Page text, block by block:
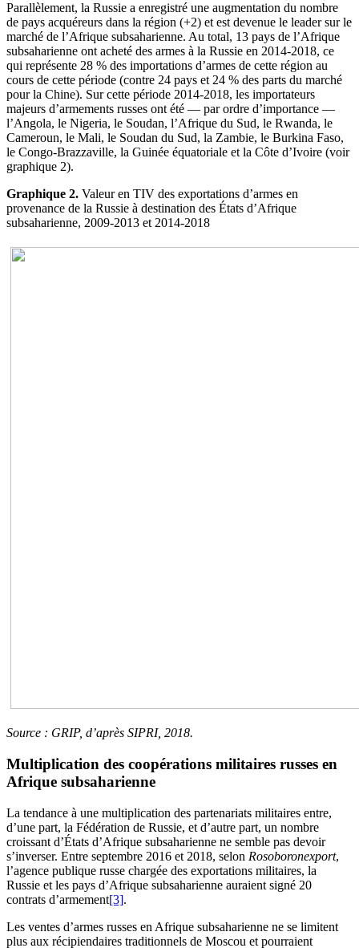
Parallèlement, la Russie a enregistré une augmentation du nombre
de pays acquéreurs dans la région (+2) et est devenue le leader sur le
marché de l’Afrique subsaharienne. Au total, 13 pays de l’Afrique
subsaharienne ont acheté des armes à la Russie en 2014-2018, ce
qui représente 28 % des importations d’armes de cette région au
cours de cette période (contre 24 pays et 24 % des parts du marché
pour la Chine). Sur cette période 2014-2018, les importateurs
majeurs d’armements russes ont été — par ordre d’importance —
l’Angola, le Nigeria, le Soudan, l’Afrique du Sud, le Rwanda, le
Cameroun, le Mali, le Soudan du Sud, la Zambie, le Burkina Faso,
le Congo-Brazzaville, la Guinée équatoriale et la Côte d’Ivoire (voir
graphique 2).
Graphique 2. Valeur en TIV des exportations d’armes en
provenance de la Russie à destination des États d’Afrique
subsaharienne, 2009-2013 et 2014-2018
Source : GRIP, d’après SIPRI, 2018.
Multiplication des coopérations militaires russes en
Afrique subsaharienne
La tendance à une multiplication des partenariats militaires entre,
d’une part, la Fédération de Russie, et d’autre part, un nombre
croissant d’États d’Afrique subsaharienne ne semble pas devoir
s’inverser. Entre septembre 2016 et 2018, selon Rosoboronexport,
l’agence publique russe chargée des exportations militaires, la
Russie et les pays d’Afrique subsaharienne auraient signé 20
contrats d’armement[3].
Les ventes d’armes russes en Afrique subsaharienne ne se limitent
plus aux récipiendaires traditionnels de Moscou et pourraient